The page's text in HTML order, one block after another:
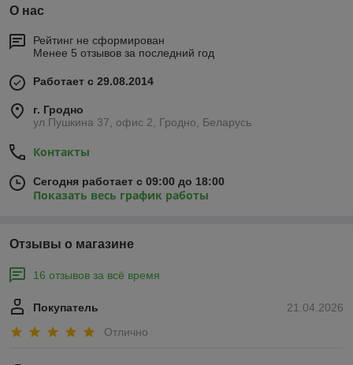
О нас
Рейтинг не сформирован
Менее 5 отзывов за последний год
Работает с 29.08.2014
г. Гродно
ул.Пушкина 37, офис 2, Гродно, Беларусь
Контакты
Сегодня работает с 09:00 до 18:00
Показать весь график работы
Отзывы о магазине
16 отзывов за всё время
21.04.2026
Покупатель
Отлично